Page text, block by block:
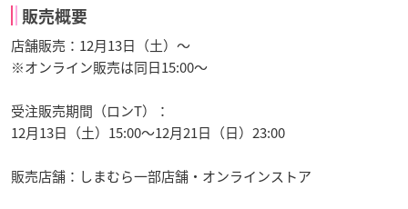
販売概要
店舗販売：12月13日（土）～
※オンライン販売は同日15:00～
受注販売期間（ロンT）：
12月13日（土）15:00～12月21日（日）23:00
販売店舗：しまむら一部店舗・オンラインストア